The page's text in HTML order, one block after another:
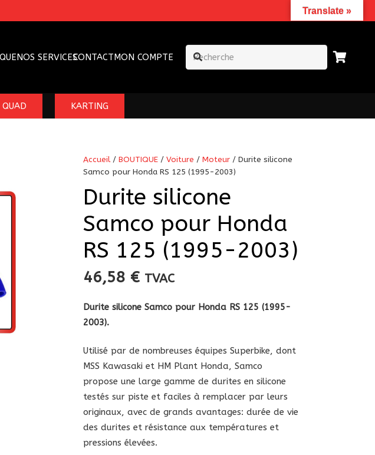
NOS SERVICESCONTACTMON COMPTE
QUAD KARTING
Accueil/BOUTIQUE /Voiture /Moteur / Durite silicone
Samco pour Honda RS 125 (1995-2003)
Durite silicone
Samco pour Honda
RS 125 (1995-2003)
46,58 € TVAC
Durite silicone Samco pour Honda RS 125 (1995-
2003).
Utilisé par de nombreuses équipes Superbike, dont
MSS Kawasaki et HM Plant Honda, Samco
propose une large gamme de durites en silicone
testés sur piste et faciles à remplacer par leurs
originaux, avec de grands avantages: durée de vie
des durites et résistance aux températures et
pressions élevées.
Translate »